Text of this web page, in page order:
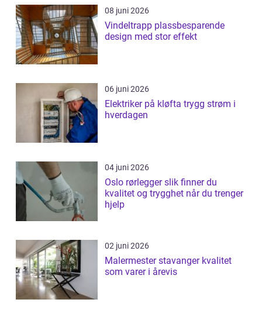
08 juni 2026
Vindeltrapp plassbesparende
design med stor effekt
06 juni 2026
Elektriker på kløfta trygg strøm i
hverdagen
04 juni 2026
Oslo rørlegger slik finner du
kvalitet og trygghet når du trenger
hjelp
02 juni 2026
Malermester stavanger kvalitet
som varer i årevis